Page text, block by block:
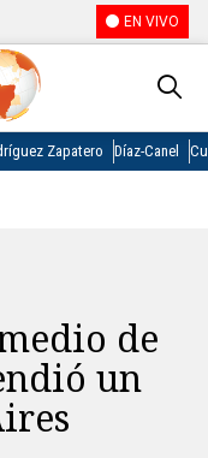
EN VIVO
Zapatero Díaz-Canel
de
un